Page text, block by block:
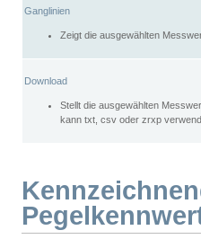
Ganglinien
Zeigt die ausgewählten
Download
Stellt die ausgewählten
kann txt, csv oder zrxp